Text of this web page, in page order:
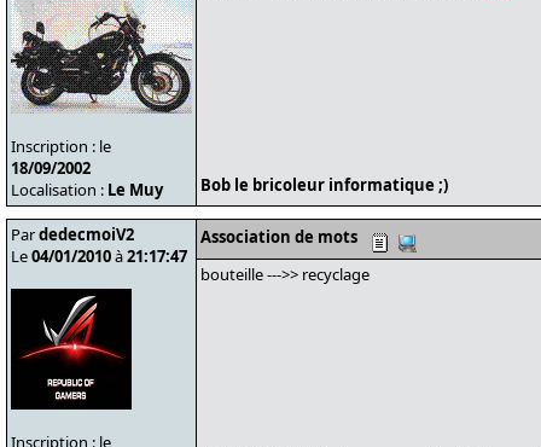
Inscription : le
18/09/2002
Localisation : Le Muy Bob le bricoleur informatique ;)
PardedecmoiV2
Le04/01/2010à21:17:47
Inscription : le
Association de mots
bouteille --->> recyclage